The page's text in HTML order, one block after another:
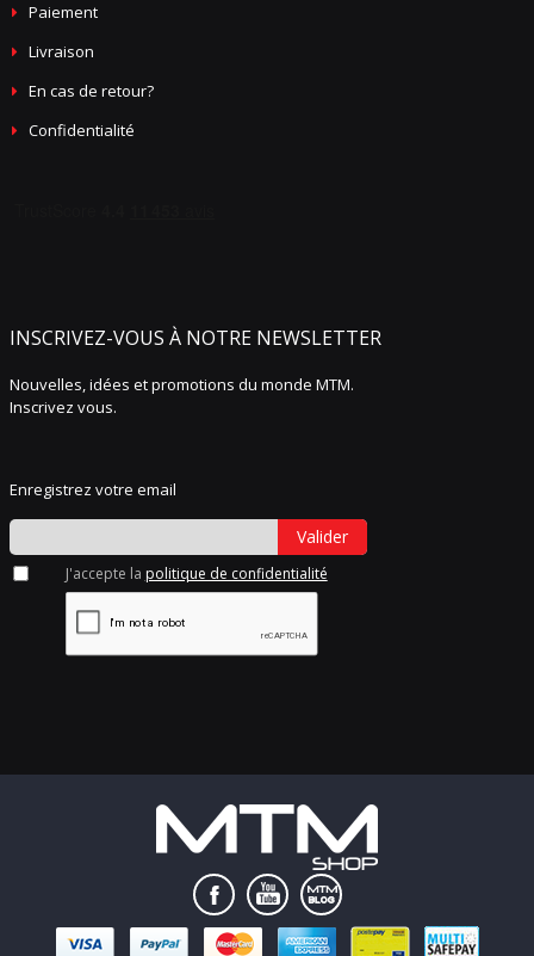
Paiement
Livraison
En cas de retour?
Confidentialité
INSCRIVEZ-VOUS À NOTRE NEWSLETTER
Nouvelles, idées et promotions du monde MTM.
Inscrivez vous.
Enregistrez votre email
Valider
J'accepte la politique de confidentialité